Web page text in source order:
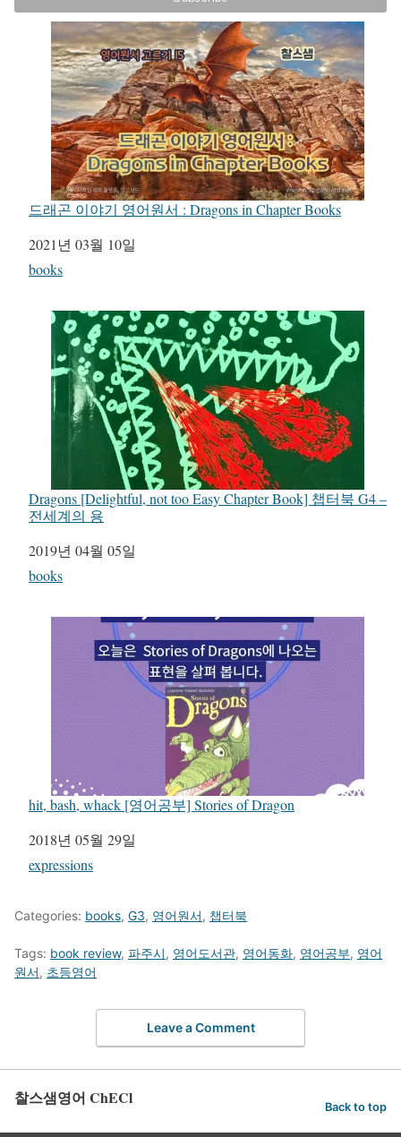
드래곤 이야기 영어원서 : Dragons in Chapter Books
일자
2021년 03월 10일
관련 항목
books
Dragons [Delightful, not too Easy Chapter Book] 챕터북 G4 –
전세계의 용
일자
2019년 04월 05일
관련 항목
books
hit, bash, whack [영어공부] Stories of Dragon
일자
2018년 05월 29일
관련 항목
expressions
Categories: books, G3, 영어원서, 챕터북
Tags: book review, 파주시, 영어도서관, 영어동화, 영어공부, 영어
원서, 초등영어
Leave a Comment
찰스샘영어 ChECl Back to top